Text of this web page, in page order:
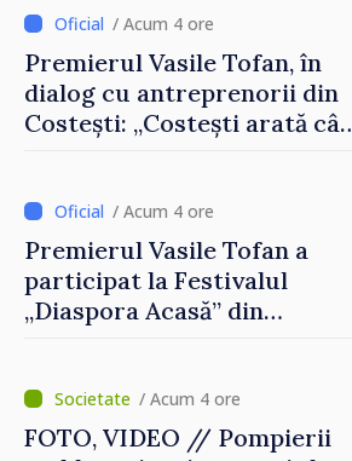
/ Acum 4 ore
Premierul Vasile Tofan, în
dialog cu antreprenorii din
Costești: „Costești arată cât
există inițiativă, muncă și
spirit antreprenorial”
/ Acum 4 ore
Premierul Vasile Tofan a
participat la Festivalul
„Diaspora Acasă” din
/ Acum 4 ore
FOTO, VIDEO // Pompierii